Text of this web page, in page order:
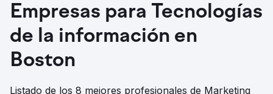
Empresas para Tecnologías
de la información en
Boston
Listado de los 8 mejores profesionales de Marketing